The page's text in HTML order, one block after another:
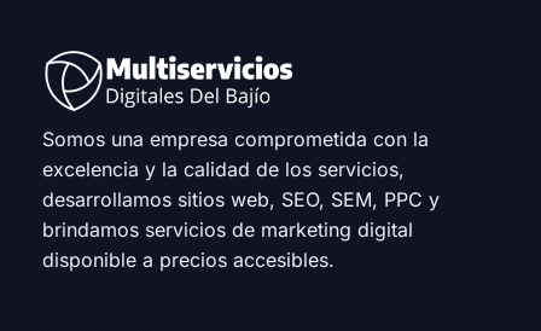
Somos una empresa comprometida con la
excelencia y la calidad de los servicios,
desarrollamos sitios web, SEO, SEM, PPC y
brindamos servicios de marketing digital
disponible a precios accesibles.